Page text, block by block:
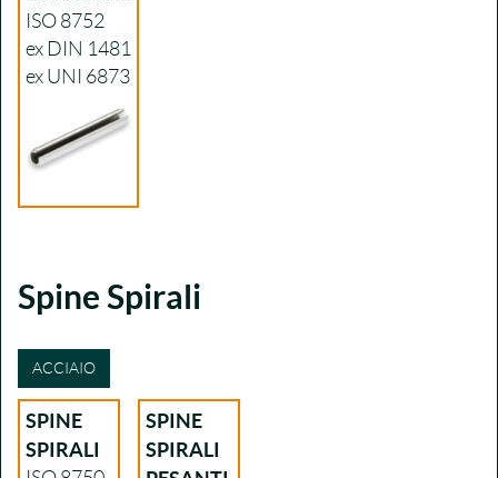
ISO 8752
ex DIN 1481
ex UNI 6873
Spine Spirali
ACCIAIO
SPINE
SPIRALI
SPINE
SPIRALI